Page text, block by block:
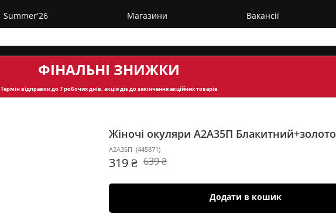
Summer'26 Магазини Вакансії
ФІНАЛЬНІ ЗНИЖКИ
Термін відправкидо 7 робочих днів, акція діє до закінчення акційних товарів
Жіночі окуляри A2A35П Блакитний+золото
A2A35П (445871)
319 ₴ 639 ₴
Додати в кошик